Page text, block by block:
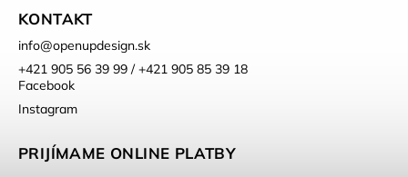
KONTAKT
info@openupdesign.sk
+421 905 56 39 99 / +421 905 85 39 18
Facebook
Instagram
PRIJÍMAME ONLINE PLATBY